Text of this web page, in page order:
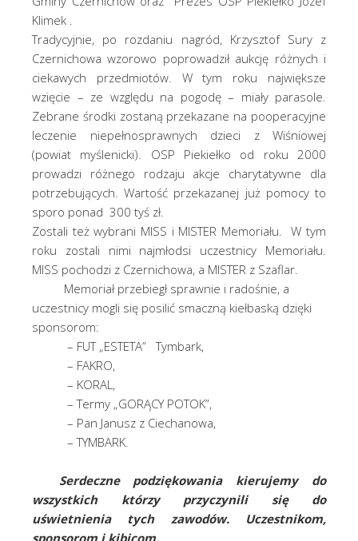
Klimek .
Tradycyjnie, po rozdaniu nagród, Krzysztof Sury z
Czernichowa wzorowo poprowadził aukcję różnych i
ciekawych przedmiotów. W tym roku największe
wzięcie – ze względu na pogodę – miały parasole.
Zebrane środki zostaną przekazane na pooperacyjne
leczenie niepełnosprawnych dzieci z Wiśniowej
(powiat myślenicki). OSP Piekiełko od roku 2000
prowadzi różnego rodzaju akcje charytatywne dla
potrzebujących. Wartość przekazanej już pomocy to
sporo ponad 300 tyś zł.
Zostali też wybrani MISS i MISTER Memoriału. W tym
roku zostali nimi najmłodsi uczestnicy Memoriału.
MISS pochodzi z Czernichowa, a MISTER z Szaflar.
Memoriał przebiegł sprawnie i radośnie, a
uczestnicy mogli się posilić smaczną kiełbaską dzięki
sponsorom:
– FUT „ESTETA” Tymbark,
– FAKRO,
– KORAL,
– Termy „GORĄCY POTOK”,
– Pan Janusz z Ciechanowa,
– TYMBARK.
Serdeczne podziękowania kierujemy do
wszystkich którzy przyczynili się do
uświetnienia tych zawodów. Uczestnikom,